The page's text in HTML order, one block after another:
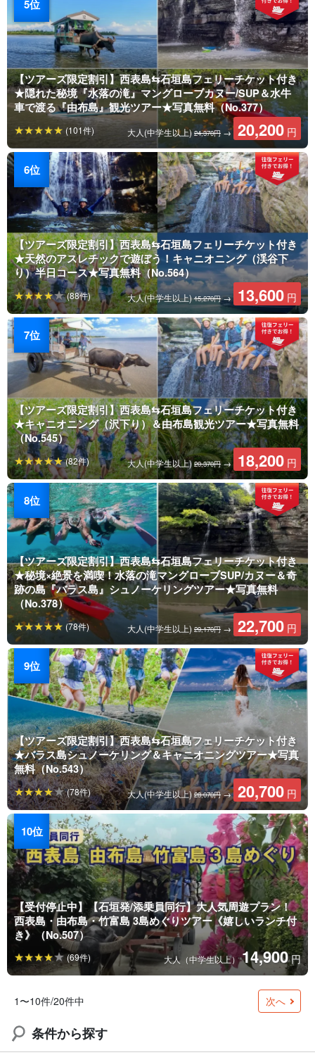
【ツアーズ限定割引】西表島⇆石垣島フェリーチケット付き
★隠れた秘境『水落の滝』マングローブカヌー/SUP＆水牛
車で渡る『由布島』観光ツアー★写真無料（No.377）
大人(中学生以上)24,370円 → 20,200 円
(101件)
【ツアーズ限定割引】西表島⇆石垣島フェリーチケット付き
★天然のアスレチックで遊ぼう！キャニオニング（渓谷下
り）半日コース★写真無料（No.564）
大人(中学生以上)15,270円→ 13,600 円
(88件)
【ツアーズ限定割引】西表島⇆石垣島フェリーチケット付き
★キャニオニング（沢下り）＆由布島観光ツアー★写真無料
（No.545）
大人(中学生以上) 20,370円→ 18,200 円
(82件)
【ツアーズ限定割引】西表島⇆石垣島フェリーチケット付き
★秘境×絶景を満喫！水落の滝マングローブSUP/カヌー＆奇
跡の島『バラス島』シュノーケリングツアー★写真無料
（No.378）
大人(中学生以上) 29,170円 → 22,700 円
(78件)
【ツアーズ限定割引】西表島⇆石垣島フェリーチケット付き
★バラス島シュノーケリング＆キャニオニングツアー★写真
無料（No.543）
大人(中学生以上)28,070円→ 20,700 円
(78件)
【受付停止中】【石垣発/添乗員同行】大人気周遊プラン！
西表島・由布島・竹富島 3島めぐりツアー《嬉しいランチ付
き》（No.507）
大人（中学生以上）14,900 円
(69件)
1〜10件/20件中 次へ
条件から探す